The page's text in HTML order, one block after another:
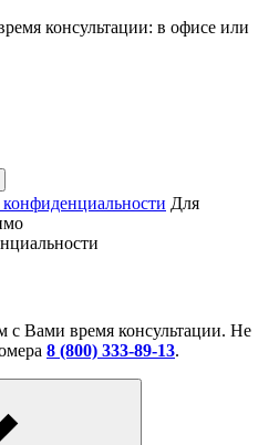
консультации: в офисе или
Для
с Вами время консультации. Не
8 (800) 333-89-13.